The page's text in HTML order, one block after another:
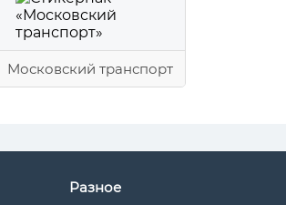
Московский транспорт
Разное